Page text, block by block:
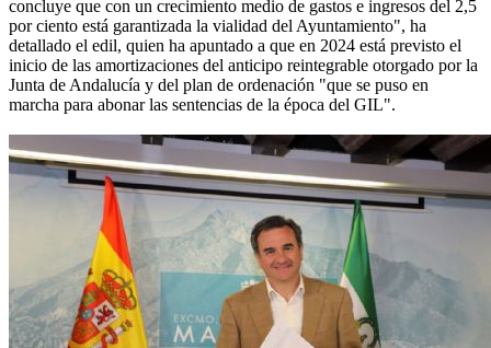
concluye que con un crecimiento medio de gastos e ingresos del 2,5
por ciento está garantizada la vialidad del Ayuntamiento", ha
detallado el edil, quien ha apuntado a que en 2024 está previsto el
inicio de las amortizaciones del anticipo reintegrable otorgado por la
Junta de Andalucía y del plan de ordenación "que se puso en
marcha para abonar las sentencias de la época del GIL".